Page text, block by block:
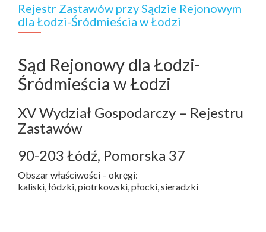
Rejestr Zastawów przy Sądzie Rejonowym
dla Łodzi-Śródmieścia w Łodzi
Sąd Rejonowy dla Łodzi-
Śródmieścia w Łodzi
XV Wydział Gospodarczy – Rejestru
Zastawów
90-203 Łódź, Pomorska 37
Obszar właściwości – okręgi:
kaliski, łódzki, piotrkowski, płocki, sieradzki